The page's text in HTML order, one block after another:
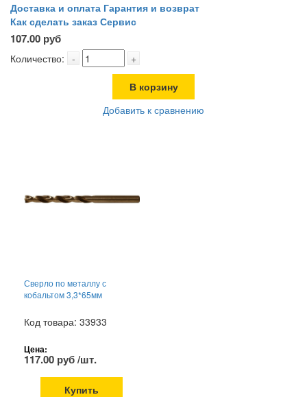
Доставка и оплата Гарантия и возврат
Как сделать заказ Сервис
107.00 руб
Количество: - +
В корзину
Добавить к сравнению
Сверло по металлу с
кобальтом 3,3*65мм
Код товара: 33933
Цена:
117.00 руб /шт.
Купить